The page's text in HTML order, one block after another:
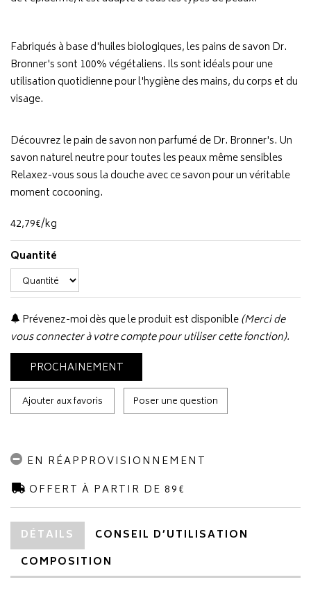
Fabriqués à base d'huiles biologiques, les pains de savon Dr.
Bronner's sont 100% végétaliens. Ils sont idéals pour une
utilisation quotidienne pour l'hygiène des mains, du corps et du
visage.
Découvrez le pain de savon non parfumé de Dr. Bronner's. Un
savon naturel neutre pour toutes les peaux même sensibles
Relaxez-vous sous la douche avec ce savon pour un véritable
moment cocooning.
42,79€/kg
Quantité
Prévenez-moi dès que le produit est disponible(Merci de
vous connecter à votre compte pour utiliser cette fonction).
PROCHAINEMENT
Ajouter aux favoris Poser une question
EN RÉAPPROVISIONNEMENT
OFFERT À PARTIR DE 89€
DÉTAILS
CONSEIL D’UTILISATION
COMPOSITION